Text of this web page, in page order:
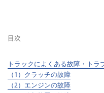
目次
トラックによくある故障・トラ
（1）クラッチの故障
（2）エンジンの故障